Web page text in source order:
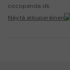
cocopanda.dk
Näytä alkuperäinen